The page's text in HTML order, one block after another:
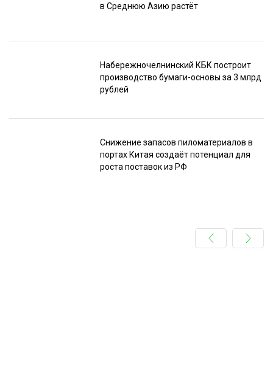
в Среднюю Азию растёт
Набережночелнинский КБК построит
производство бумаги-основы за 3 млрд
рублей
Снижение запасов пиломатериалов в
портах Китая создаёт потенциал для
роста поставок из РФ